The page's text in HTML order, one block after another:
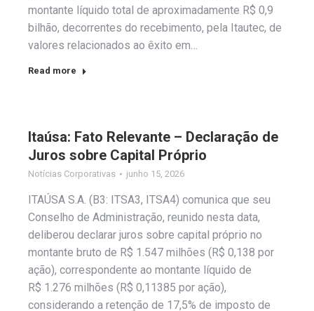
montante líquido total de aproximadamente R$ 0,9
bilhão, decorrentes do recebimento, pela Itautec, de
valores relacionados ao êxito em…
Read more
Itaúsa: Fato Relevante – Declaração de
Juros sobre Capital Próprio
Notícias Corporativas junho 15, 2026
ITAÚSA S.A. (B3: ITSA3, ITSA4) comunica que seu
Conselho de Administração, reunido nesta data,
deliberou declarar juros sobre capital próprio no
montante bruto de R$ 1.547 milhões (R$ 0,138 por
ação), correspondente ao montante líquido de
R$ 1.276 milhões (R$ 0,11385 por ação),
considerando a retenção de 17,5% de imposto de